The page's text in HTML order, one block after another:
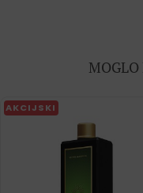
MOGLO
AKCIJSKI